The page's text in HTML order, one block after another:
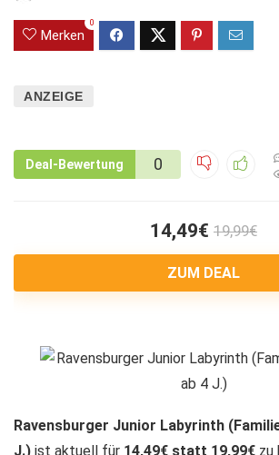
Merken
0
ANZEIGE
Deal-Bewertung 0
14,49€ 19,99€
ZUM DEAL
Ravensburger Junior Labyrinth
J.) ist aktuell für 14,49€ statt 19,99€ zu